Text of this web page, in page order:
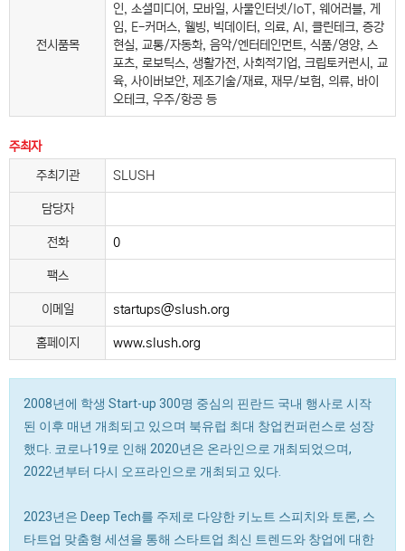
전시품목
인, 소셜미디어, 모바일, 사물인터넷/IoT, 웨어러블, 게
임, E-커머스, 웰빙, 빅데이터, 의료, AI, 클린테크, 증강
현실, 교통/자동화, 음악/엔터테인먼트, 식품/영양, 스
포츠, 로보틱스, 생활가전, 사회적기업, 크립토커런시, 교
육, 사이버보안, 제조기술/재료, 재무/보험, 의류, 바이
오테크, 우주/항공 등
주최자
주최기관
SLUSH
담당자
전화 0
팩스
이메일 startups@slush.org
홈페이지 www.slush.org
2008년에 학생 Start-up 300명 중심의 핀란드 국내 행사로 시작
된 이후 매년 개최되고 있으며 북유럽 최대 창업컨퍼런스로 성장
했다. 코로나19로 인해 2020년은 온라인으로 개최되었으며,
2022년부터 다시 오프라인으로 개최되고 있다.
2023년은 Deep Tech를 주제로 다양한 키노트 스피치와 토론, 스
타트업 맞춤형 세션을 통해 스타트업 최신 트렌드와 창업에 대한